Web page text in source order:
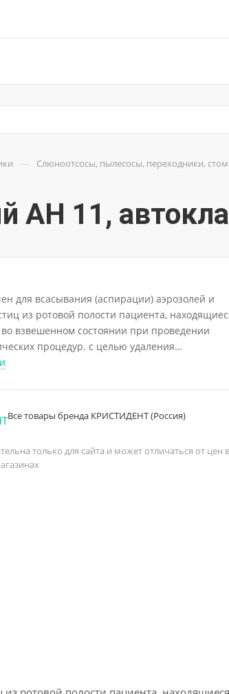
— Слюноотсосы, пылесосы, переходники,
АН 11,
для всасывания (аспирации) аэрозолей и
из ротовой полости пациента,
взвешенном состоянии при проведении
процедур. с целью удаления
объема жидкости (слюны) и взвеси из рта
Цвет: серый. Упаковка: 10 штук.
Кристидент (Россия)
Все товары бренда КРИСТИДЕНТ (Россия)
только для сайта и может отличаться от цен в